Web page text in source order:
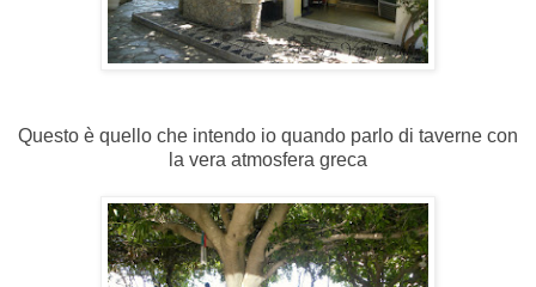
Questo è quello che intendo io quando parlo di taverne con
la vera atmosfera greca